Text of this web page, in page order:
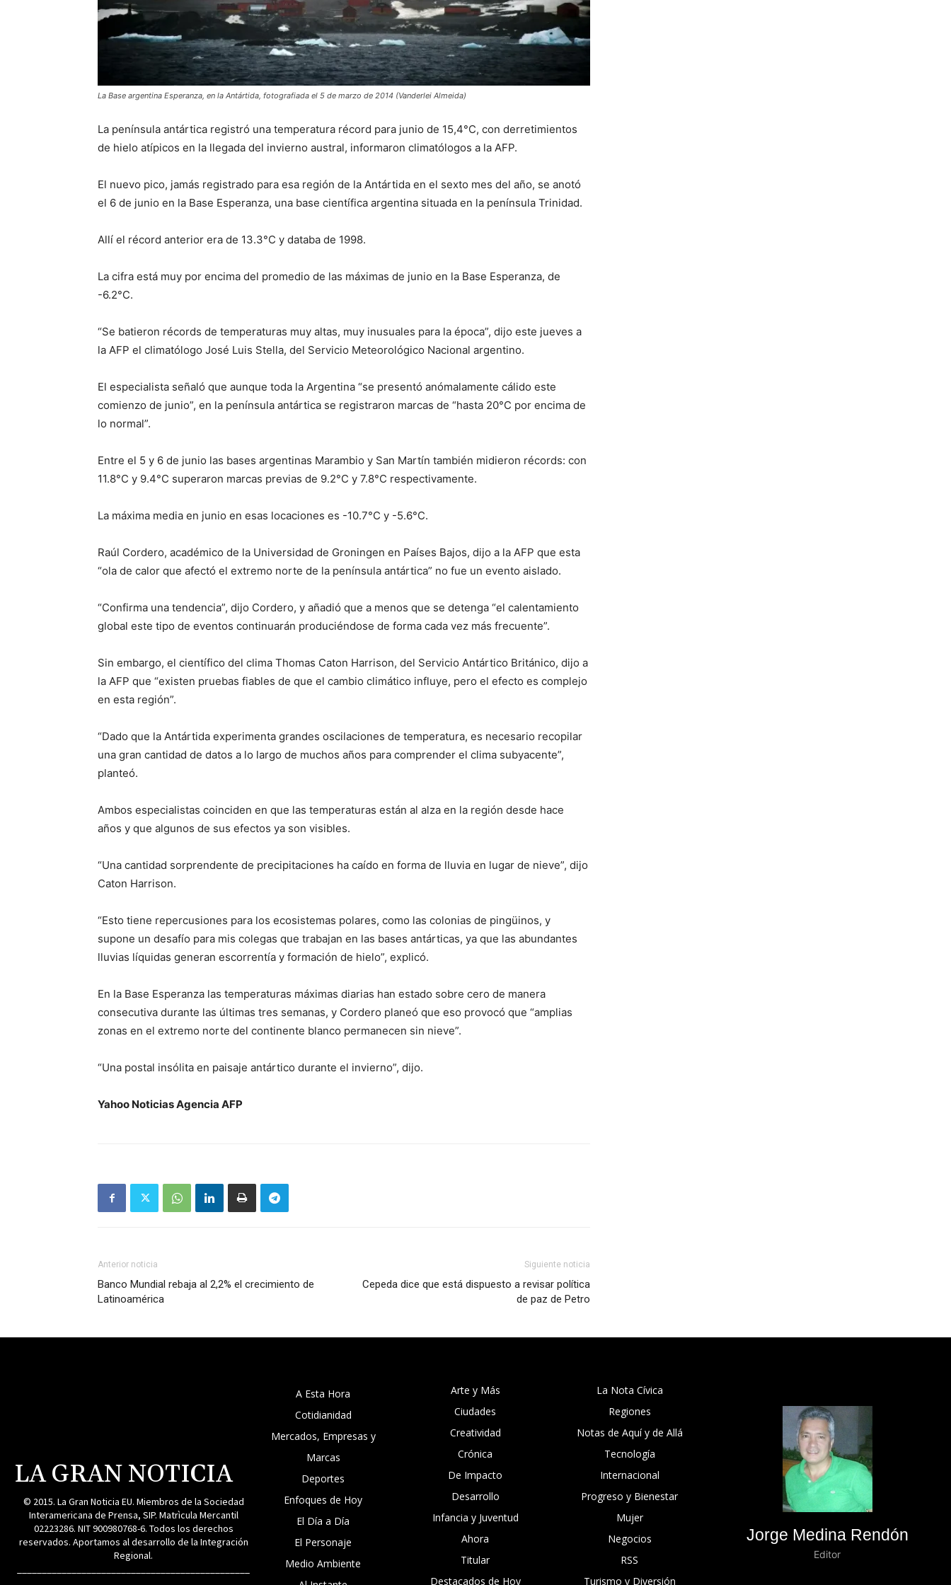
La Base argentina Esperanza, en la Antártida, fotografiada el 5 de marzo de 2014 (Vanderlei Almeida)
La península antártica registró una temperatura récord para junio de 15,4°C, con derretimientos
de hielo atípicos en la llegada del invierno austral, informaron climatólogos a la AFP.
El nuevo pico, jamás registrado para esa región de la Antártida en el sexto mes del año, se anotó
el 6 de junio en la Base Esperanza, una base científica argentina situada en la península Trinidad.
Allí el récord anterior era de 13.3°C y databa de 1998.
La cifra está muy por encima del promedio de las máximas de junio en la Base Esperanza, de
-6.2°C.
“Se batieron récords de temperaturas muy altas, muy inusuales para la época”, dijo este jueves a
la AFP el climatólogo José Luis Stella, del Servicio Meteorológico Nacional argentino.
El especialista señaló que aunque toda la Argentina “se presentó anómalamente cálido este
comienzo de junio”, en la península antártica se registraron marcas de “hasta 20°C por encima de
lo normal”.
Entre el 5 y 6 de junio las bases argentinas Marambio y San Martín también midieron récords: con
11.8°C y 9.4°C superaron marcas previas de 9.2°C y 7.8°C respectivamente.
La máxima media en junio en esas locaciones es -10.7°C y -5.6°C.
Raúl Cordero, académico de la Universidad de Groningen en Países Bajos, dijo a la AFP que esta
“ola de calor que afectó el extremo norte de la península antártica” no fue un evento aislado.
“Confirma una tendencia”, dijo Cordero, y añadió que a menos que se detenga “el calentamiento
global este tipo de eventos continuarán produciéndose de forma cada vez más frecuente”.
Sin embargo, el científico del clima Thomas Caton Harrison, del Servicio Antártico Británico, dijo a
la AFP que “existen pruebas fiables de que el cambio climático influye, pero el efecto es complejo
en esta región”.
“Dado que la Antártida experimenta grandes oscilaciones de temperatura, es necesario recopilar
una gran cantidad de datos a lo largo de muchos años para comprender el clima subyacente”,
planteó.
Ambos especialistas coinciden en que las temperaturas están al alza en la región desde hace
años y que algunos de sus efectos ya son visibles.
“Una cantidad sorprendente de precipitaciones ha caído en forma de lluvia en lugar de nieve”, dijo
Caton Harrison.
“Esto tiene repercusiones para los ecosistemas polares, como las colonias de pingüinos, y
supone un desafío para mis colegas que trabajan en las bases antárticas, ya que las abundantes
lluvias líquidas generan escorrentía y formación de hielo”, explicó.
En la Base Esperanza las temperaturas máximas diarias han estado sobre cero de manera
consecutiva durante las últimas tres semanas, y Cordero planeó que eso provocó que “amplias
zonas en el extremo norte del continente blanco permanecen sin nieve”.
“Una postal insólita en paisaje antártico durante el invierno”, dijo.
Yahoo Noticias Agencia AFP
Anterior noticia
Banco Mundial rebaja al 2,2% el crecimiento de
Latinoamérica
Siguiente noticia
Cepeda dice que está dispuesto a revisar política
de paz de Petro
LA GRAN NOTICIA
© 2015. La Gran Noticia EU. Miembros de la Sociedad
Interamericana de Prensa, SIP. Matrìcula Mercantil
02223286. NIT 900980768-6. Todos los derechos
reservados. Aportamos al desarrollo de la Integración
Regional.
A Esta Hora
Cotidianidad
Mercados, Empresas y
Marcas
Deportes
Enfoques de Hoy
El Día a Día
El Personaje
Medio Ambiente
Arte y Más
Ciudades
Creatividad
Crónica
De Impacto
Desarrollo
Infancia y Juventud
Ahora
Titular
Destacados de Hoy
La Nota Cívica
Regiones
Notas de Aquí y de Allá
Tecnología
Internacional
Progreso y Bienestar
Mujer
Negocios
RSS
Turismo y Diversión
Jorge Medina Rendón
Editor